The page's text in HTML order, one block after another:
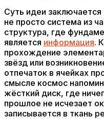
Суть идеи
не просто система из
структура, где
является информация.
прохождение
звёзд или
отпечаток в ячейках
смысле космос
жёсткий диск, где
прошлое не исчезает
записывается в ткань